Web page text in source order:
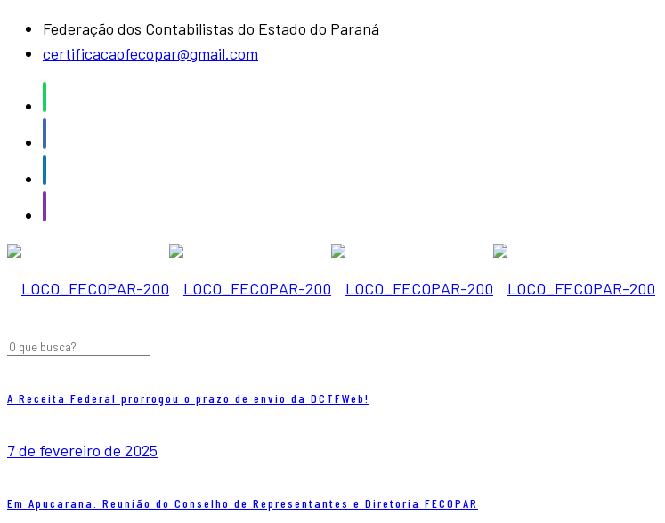
Federação dos Contabilistas do Estado do Paraná
certificacaofecopar@gmail.com
A Receita Federal prorrogou o prazo de envio da DCTFWeb!
7 de fevereiro de 2025
Em Apucarana: Reunião do Conselho de Representantes e Diretoria FECOPAR